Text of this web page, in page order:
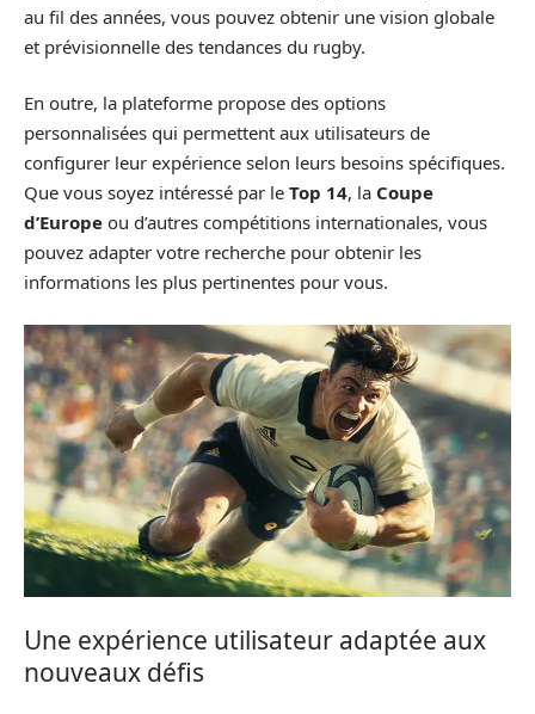
au fil des années, vous pouvez obtenir une vision globale
et prévisionnelle des tendances du rugby.
En outre, la plateforme propose des options
personnalisées qui permettent aux utilisateurs de
configurer leur expérience selon leurs besoins spécifiques.
Que vous soyez intéressé par le Top 14, la Coupe
d’Europe ou d’autres compétitions internationales, vous
pouvez adapter votre recherche pour obtenir les
informations les plus pertinentes pour vous.
Une expérience utilisateur adaptée aux
nouveaux défis